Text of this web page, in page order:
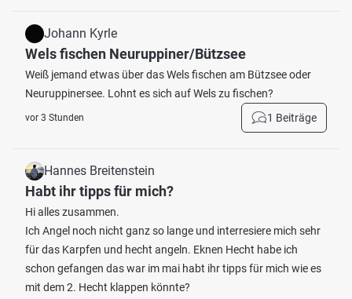
Johann Kyrle
Wels fischen Neuruppiner/Bützsee
Weiß jemand etwas über das Wels fischen am Bützsee oder
Neuruppinersee. Lohnt es sich auf Wels zu fischen?
vor 3 Stunden 1 Beiträge
Hannes Breitenstein
Habt ihr tipps für mich?
Hi alles zusammen.
Ich Angel noch nicht ganz so lange und interresiere mich sehr
für das Karpfen und hecht angeln. Eknen Hecht habe ich
schon gefangen das war im mai habt ihr tipps für mich wie es
mit dem 2. Hecht klappen könnte?